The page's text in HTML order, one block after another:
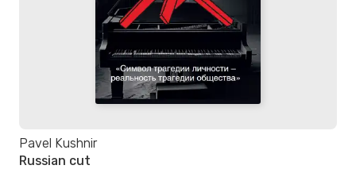
Pavel Kushnir
Russian cut